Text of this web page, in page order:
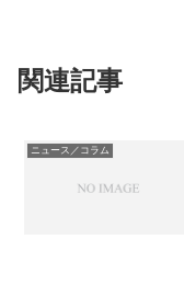
関連記事
ニュース／コラム